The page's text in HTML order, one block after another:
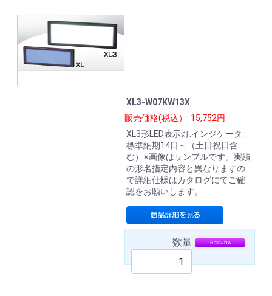
XL3-W07KW13X
販売価格(税込）: 15,752円
XL3形LED表示灯.インジケータ.:
標準納期14日～（土日祝日含
む）※画像はサンプルです。実績
の形名指定内容と異なりますの
で詳細仕様はカタログにてご確
認をお願いします。
数量